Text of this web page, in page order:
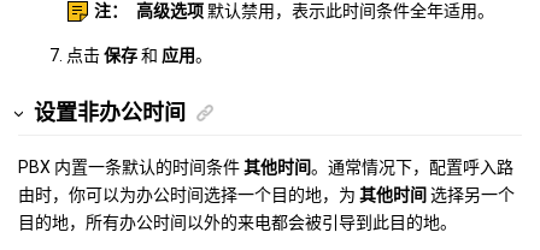
注： 高级选项默认禁用，表示此时间条件全年适用。
点击保存和 应用。
设置非办公时间
PBX 内置一条默认的时间条件其他时间。通常情况下，配置呼入路
由时，你可以为办公时间选择一个目的地，为 其他时间 选择另一个
目的地，所有办公时间以外的来电都会被引导到此目的地。